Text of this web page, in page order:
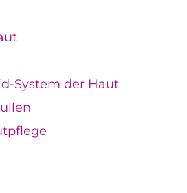
System der Haut